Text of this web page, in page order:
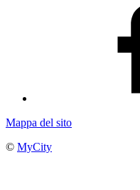
Mappa del sito
© MyCity